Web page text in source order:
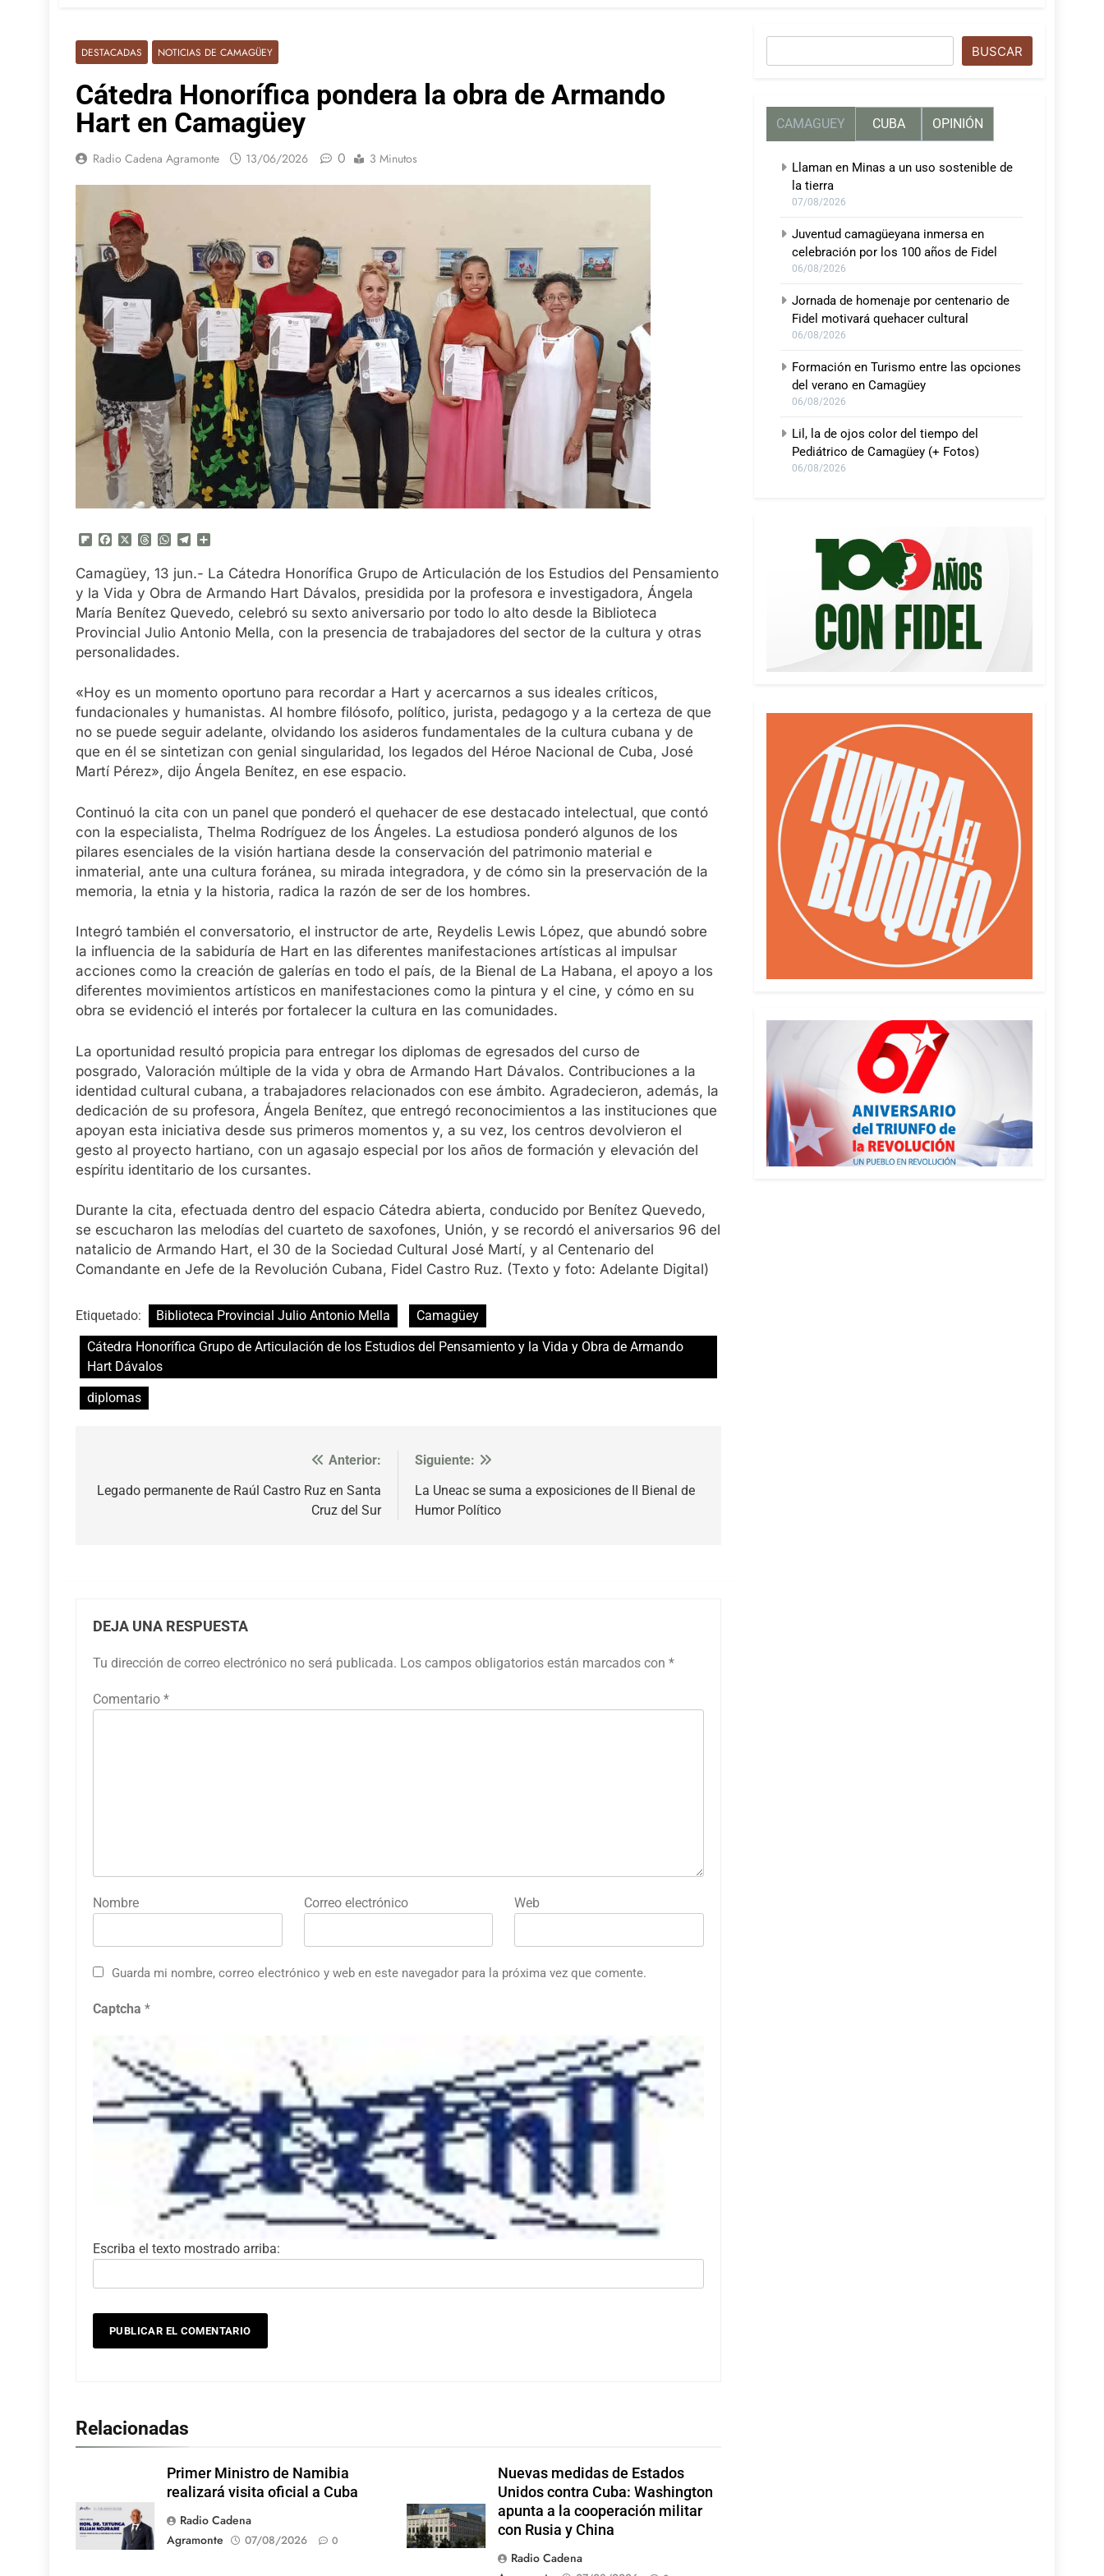
DESTACADAS NOTICIAS DE CAMAGÜEY
Cátedra Honorífica pondera la obra de Armando
Hart en Camagüey
Radio Cadena Agramonte 13/06/2026 0 3 Minutos
Flipboard
FacebookThreadsWhatsApp
Telegram
Camagüey, 13 jun.- La Cátedra Honorífica Grupo de Articulación de los Estudios del Pensamiento
y la Vida y Obra de Armando Hart Dávalos, presidida por la profesora e investigadora, Ángela
María Benítez Quevedo, celebró su sexto aniversario por todo lo alto desde la Biblioteca
Provincial Julio Antonio Mella, con la presencia de trabajadores del sector de la cultura y otras
personalidades.
«Hoy es un momento oportuno para recordar a Hart y acercarnos a sus ideales críticos,
fundacionales y humanistas. Al hombre filósofo, político, jurista, pedagogo y a la certeza de que
no se puede seguir adelante, olvidando los asideros fundamentales de la cultura cubana y de
que en él se sintetizan con genial singularidad, los legados del Héroe Nacional de Cuba, José
Martí Pérez», dijo Ángela Benítez, en ese espacio.
Continuó la cita con un panel que ponderó el quehacer de ese destacado intelectual, que contó
con la especialista, Thelma Rodríguez de los Ángeles. La estudiosa ponderó algunos de los
pilares esenciales de la visión hartiana desde la conservación del patrimonio material e
inmaterial, ante una cultura foránea, su mirada integradora, y de cómo sin la preservación de la
memoria, la etnia y la historia, radica la razón de ser de los hombres.
Integró también el conversatorio, el instructor de arte, Reydelis Lewis López, que abundó sobre
la influencia de la sabiduría de Hart en las diferentes manifestaciones artísticas al impulsar
acciones como la creación de galerías en todo el país, de la Bienal de La Habana, el apoyo a los
diferentes movimientos artísticos en manifestaciones como la pintura y el cine, y cómo en su
obra se evidenció el interés por fortalecer la cultura en las comunidades.
La oportunidad resultó propicia para entregar los diplomas de egresados del curso de
posgrado, Valoración múltiple de la vida y obra de Armando Hart Dávalos. Contribuciones a la
identidad cultural cubana, a trabajadores relacionados con ese ámbito. Agradecieron, además, la
dedicación de su profesora, Ángela Benítez, que entregó reconocimientos a las instituciones que
apoyan esta iniciativa desde sus primeros momentos y, a su vez, los centros devolvieron el
gesto al proyecto hartiano, con un agasajo especial por los años de formación y elevación del
espíritu identitario de los cursantes.
Durante la cita, efectuada dentro del espacio Cátedra abierta, conducido por Benítez Quevedo,
se escucharon las melodías del cuarteto de saxofones, Unión, y se recordó el aniversarios 96 del
natalicio de Armando Hart, el 30 de la Sociedad Cultural José Martí, y al Centenario del
Comandante en Jefe de la Revolución Cubana, Fidel Castro Ruz. (Texto y foto: Adelante Digital)
Etiquetado: Biblioteca Provincial Julio Antonio Mella
Camagüey
Cátedra Honorífica Grupo de Articulación de los Estudios del Pensamiento y la Vida y Obra de Armando
Hart Dávalos
diplomas
de
Anterior:
Legado permanente de Raúl Castro Ruz en Santa
Cruz del Sur
Siguiente:
La Uneac se suma a exposiciones de II Bienal de
Humor Político
DEJA UNA RESPUESTA
Tu dirección de correo electrónico no será publicada. Los campos obligatorios están marcados con *
Comentario *
Nombre Correo electrónico Web
Guarda mi nombre, correo electrónico y web en este navegador para la próxima vez que comente.
Captcha *
Escriba el texto mostrado arriba:
Relacionadas
Primer Ministro de Namibia
realizará visita oficial a Cuba
Radio Cadena
Agramonte
07/08/2026 0
Nuevas medidas de Estados
Unidos contra Cuba: Washington
apunta a la cooperación militar
con Rusia y China
Radio Cadena
BUSCAR
CAMAGUEY CUBA OPINIÓN
Llaman en Minas a un uso sostenible de
la tierra
07/08/2026
Juventud camagüeyana inmersa en
celebración por los 100 años de Fidel
06/08/2026
Jornada de homenaje por centenario de
Fidel motivará quehacer cultural
06/08/2026
Formación en Turismo entre las opciones
del verano en Camagüey
06/08/2026
Lil, la de ojos color del tiempo del
Pediátrico de Camagüey (+ Fotos)
06/08/2026